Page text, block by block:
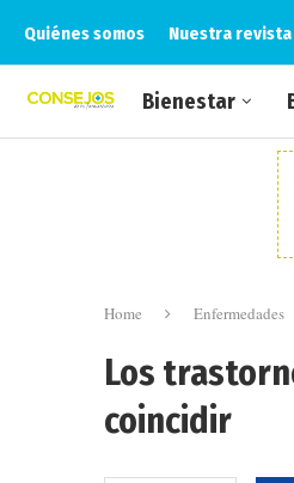
Quiénes somos Nuestra revista
Bienestar
Home Enfermedades
Los
coincidir